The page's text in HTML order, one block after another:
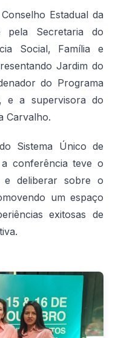
Estadual da
pela Secretaria do
Social, Família e
Jardim do
do Programa
e a supervisora do
Carvalho.
Sistema Único de
a conferência teve o
e deliberar sobre o
um espaço
exitosas de